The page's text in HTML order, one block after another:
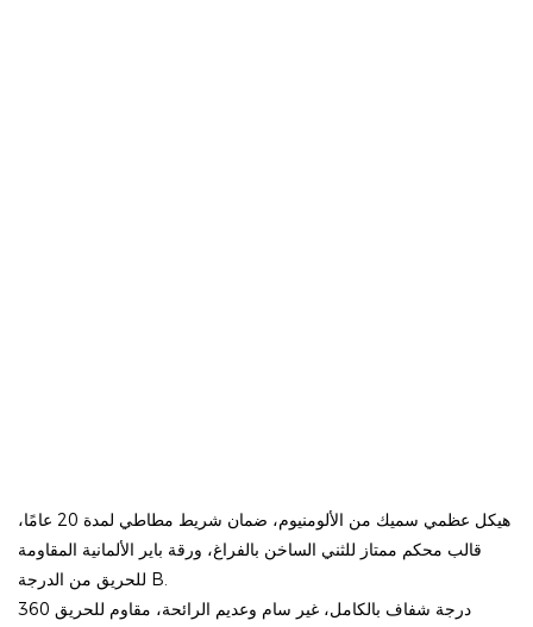
هيكل عظمي سميك من الألومنيوم، ضمان شريط مطاطي لمدة 20 عامًا،
قالب محكم ممتاز للثني الساخن بالفراغ، ورقة باير الألمانية المقاومة
للحريق من الدرجة B.
360 درجة شفاف بالكامل، غير سام وعديم الرائحة، مقاوم للحريق